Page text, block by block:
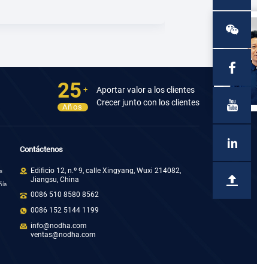
25 +
Años
Aportar valor a los clientes
Crecer junto con los clientes
Contáctenos
Edificio 12, n.º 9, calle Xingyang, Wuxi 214082,
Jiangsu, China
0086 510 8580 8562
0086 152 5144 1199
info@nodha.com
ventas@nodha.com